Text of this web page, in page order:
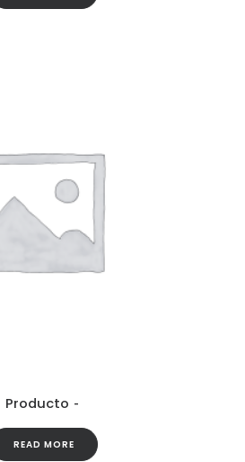
Producto
READ MORE